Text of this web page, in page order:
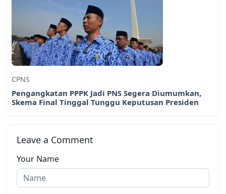
CPNS
Pengangkatan PPPK Jadi PNS Segera Diumumkan,
Skema Final Tinggal Tunggu Keputusan Presiden
Leave a Comment
Your Name